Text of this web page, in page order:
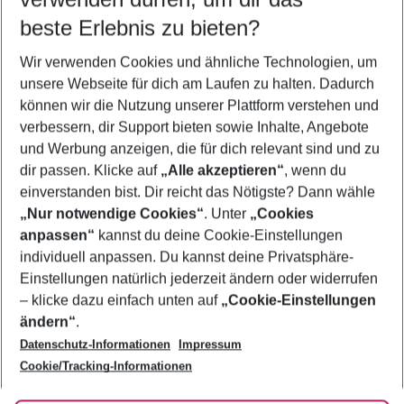
5-8 Nächte
2 Erwachsene Keine Kinder
Mehr Filter anzeigen
Footer
Footer navigation
Über uns
AGB
Bestpreisgarantie
Cookie-Einstellungen ändern
Cookie-Richtlinie
Agenturbetreuung
Barrierefreies Reisen
Folge uns
beste Erlebnis zu bieten?
Wir verwenden Cookies und ähnliche Technologien, um
unsere Webseite für dich am Laufen zu halten. Dadurch
können wir die Nutzung unserer Plattform verstehen und
verbessern, dir Support bieten sowie Inhalte, Angebote
und Werbung anzeigen, die für dich relevant sind und zu
dir passen. Klicke auf „Alle akzeptieren“, wenn du
einverstanden bist. Dir reicht das Nötigste? Dann wähle
„Nur notwendige Cookies“. Unter „Cookies
anpassen“ kannst du deine Cookie-Einstellungen
individuell anpassen. Du kannst deine Privatsphäre-
Einstellungen natürlich jederzeit ändern oder widerrufen
– klicke dazu einfach unten auf „Cookie-Einstellungen
ändern“.
Datenschutz-Informationen
Impressum
Cookie/Tracking-Informationen